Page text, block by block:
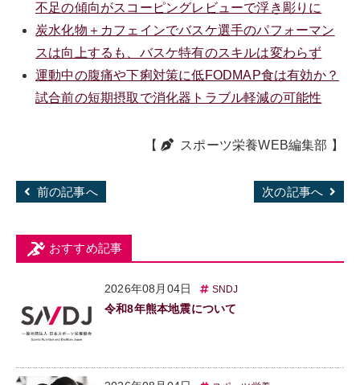
不足の傾向がスコーピングレビューで浮き彫りに
炭水化物＋カフェインでバスケ選手のパフォーマン
スは向上するも、バスケ特有のスキルは変わらず
運動中の腹痛や下痢対策に低FODMAP食は有効か？
試合前の短期摂取で消化器トラブル軽減の可能性
【 スポーツ栄養WEB編集部 】
前の記事へ 次の記事へ
おすすめ記事
2026年08月04日 SNDJ
令和8年熊本地震について